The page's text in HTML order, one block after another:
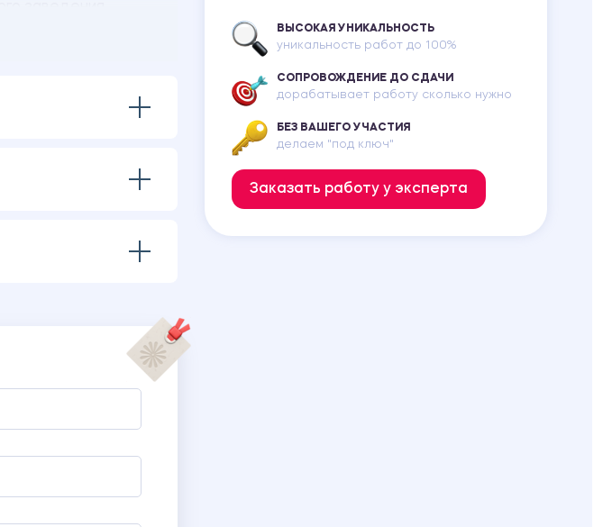
профессия важна»
ВЫСОКАЯ УНИКАЛЬНОСТЬ
уникальность работ до 100%
СОПРОВОЖДЕНИЕ ДО СДАЧИ
дорабатывает работу сколько нужно
БЕЗ ВАШЕГО УЧАСТИЯ
делаем "под ключ"
Заказать работу у эксперта